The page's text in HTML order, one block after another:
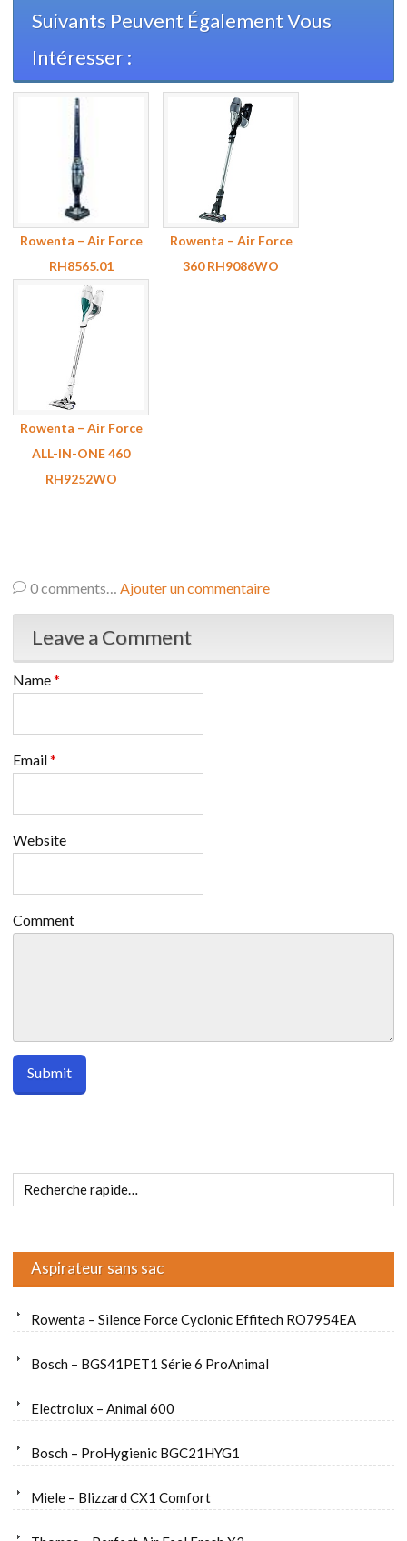
Suivants Peuvent Également Vous
Intéresser :
Rowenta – Air Force
RH8565.01
Rowenta – Air Force
360 RH9086WO
Rowenta – Air Force
ALL-IN-ONE 460
RH9252WO
0comments… Ajouter un commentaire
Leave a Comment
Name*
Email*
Website
Comment
Aspirateur sans sac
Rowenta – Silence Force Cyclonic Effitech RO7954EA
Bosch – BGS41PET1 Série 6 ProAnimal
Electrolux – Animal 600
Bosch – ProHygienic BGC21HYG1
Miele – Blizzard CX1 Comfort